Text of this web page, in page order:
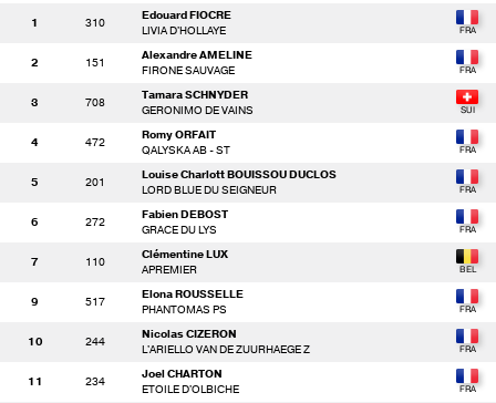
1 310
Edouard FIOCRE
LIVIA D'HOLLAYE
2 151
Alexandre AMELINE
FIRONE SAUVAGE
3 708
Tamara SCHNYDER
GERONIMO DE VAINS
4 472
Romy ORFAIT
QALYSKA AB - ST
5 201
Louise Charlott BOUISSOU DUCLOS
LORD BLUE DU SEIGNEUR
6 272
Fabien DEBOST
GRACE DU LYS
7 110
Clémentine LUX
APREMIER
9 517
Elona ROUSSELLE
PHANTOMAS PS
10 244
Nicolas CIZERON
L'ARIELLO VAN DE ZUURHAEGE Z
11 234
Joel CHARTON
ETOILE D'OLBICHE